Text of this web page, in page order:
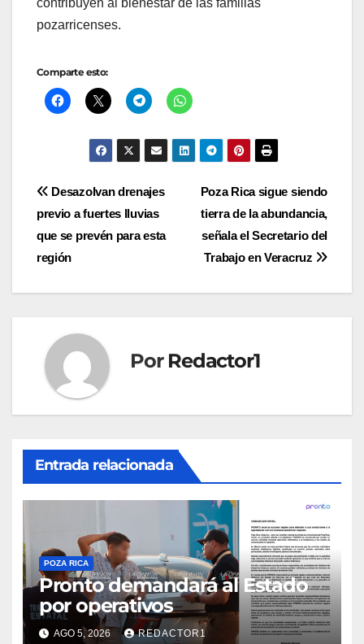
pozarricenses.
Comparte esto:
Navegación
de
entradas
Poza Rica sigue siendo
tierra de la abundancia,
señala el Secretario del
Trabajo en Veracruz
Desazolvan drenajes
previo a fuertes lluvias
que se prevén para esta
región
Por Redactor1
Entrada relacionada
POZA RICA
Pronto demandará al Estado
por operativos
AGO 5, 2026 REDACTOR1